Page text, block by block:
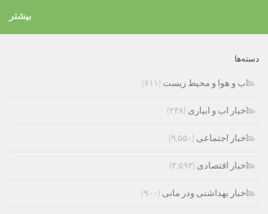
بیشتر
دسته‌ها
اب و هوا و محیط زیست (۶۱۱)
اخبار اب و ابیاری (۲۳۸)
اخبار اجتماعی (۹,۵۵۰)
اخبار اقتصادی (۳,۵۹۳)
اخبار بهداشتی ودر مانی (۹۰۰)